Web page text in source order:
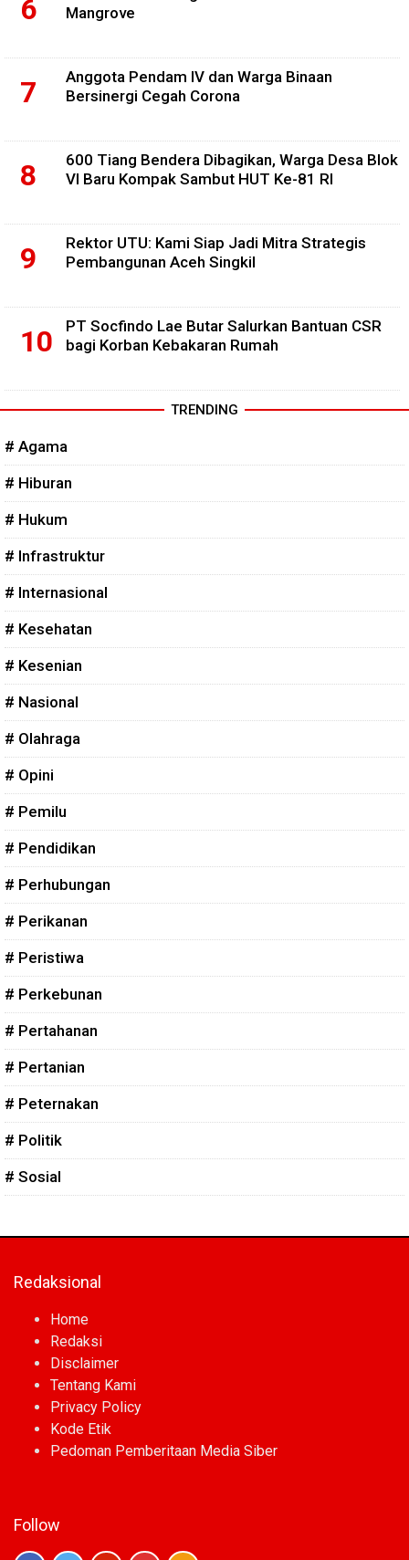
Mangrove
Anggota Pendam IV dan Warga Binaan
Bersinergi Cegah Corona
600 Tiang Bendera Dibagikan, Warga Desa Blok
VI Baru Kompak Sambut HUT Ke-81 RI
Rektor UTU: Kami Siap Jadi Mitra Strategis
Pembangunan Aceh Singkil
PT Socfindo Lae Butar Salurkan Bantuan CSR
bagi Korban Kebakaran Rumah
TRENDING
# Agama
# Hiburan
# Hukum
# Infrastruktur
# Internasional
# Kesehatan
# Kesenian
# Nasional
# Olahraga
# Opini
# Pemilu
# Pendidikan
# Perhubungan
# Perikanan
# Peristiwa
# Perkebunan
# Pertahanan
# Pertanian
# Peternakan
# Politik
# Sosial
Redaksional
Home
Redaksi
Disclaimer
Tentang Kami
Privacy Policy
Kode Etik
Pedoman Pemberitaan Media Siber
Follow